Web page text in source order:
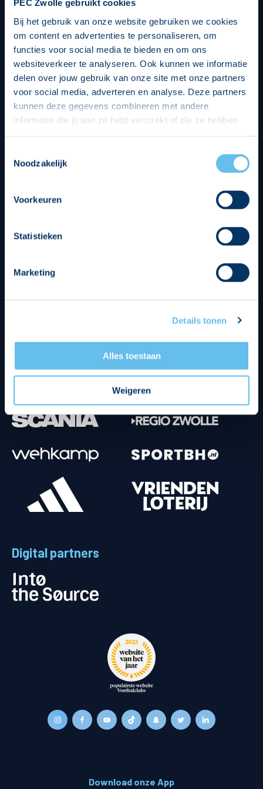
PEC Zwolle gebruikt cookies
Bij het gebruik van onze website gebruiken we cookies
om content en advertenties te personaliseren, om
functies voor social media te bieden en om ons
websiteverkeer te analyseren. Ook kunnen we informatie
delen over jouw gebruik van onze site met onze partners
voor social media, adverteren en analyse. Deze partners
kunnen deze gegevens combineren met andere
informatie die jij aan ze hebt verstrekt of die ze hebben
op een veilige en integere wijze. Je kunt je toestemming
beheren op de privacy- en cookieverklaring pagina.
Noodzakelijk
Voorkeuren
Statistieken
Marketing
Details tonen
Alles toestaan
Weigeren
Digital partners
Download onze App